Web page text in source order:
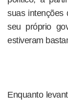
suas intenções
seu próprio
estiveram
Enquanto